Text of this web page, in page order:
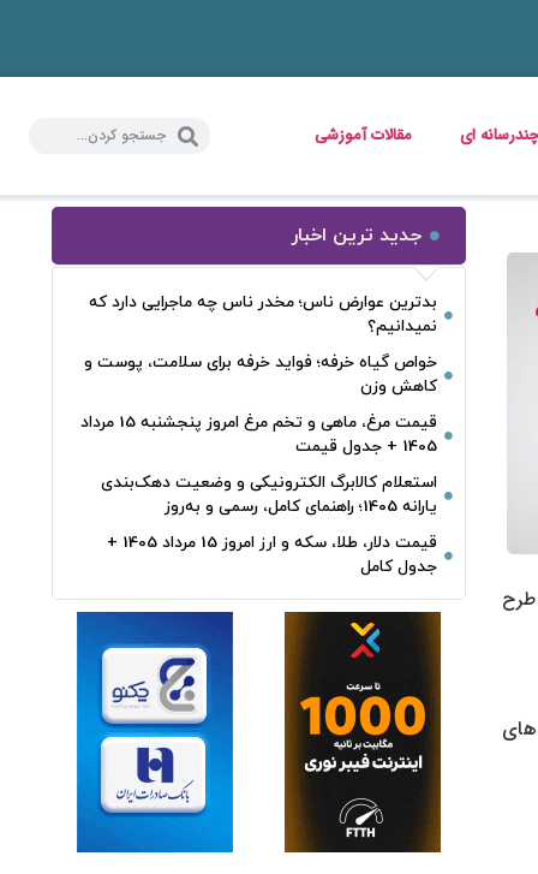
چندرسانه ای مقالات آموزشی
طرح
جدید ترین اخبار
بدترین عوارض ناس؛ مخدر ناس چه ماجرایی دارد که
نمیدانیم؟
خواص گیاه خرفه؛ فواید خرفه برای سلامت، پوست و
کاهش وزن
قیمت مرغ، ماهی و تخم مرغ امروز پنجشنبه 15 مرداد
1405 + جدول قیمت
استعلام کالابرگ الکترونیکی و وضعیت دهک‌بندی
یارانه 1405؛ راهنمای کامل، رسمی و به‌روز
قیمت دلار، طلا، سکه و ارز امروز 15 مرداد 1405 +
جدول کامل